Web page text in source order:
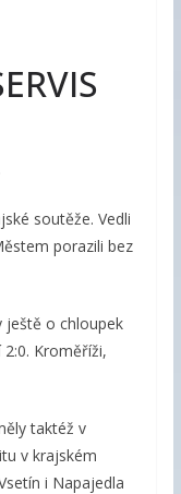
soutěže. Vedli
porazili bez
ještě o chloupek
Kroměříži,
taktéž v
v krajském
i Napajedla